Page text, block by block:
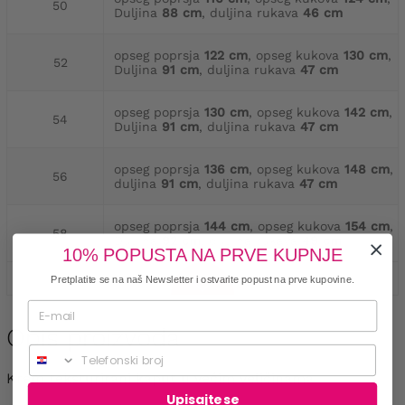
50
Duljina 88 cm, duljina rukava 46 cm
52 opseg poprsja 122 cm, opseg kukova 130 cm,
Duljina 91 cm, duljina rukava 47 cm
54 opseg poprsja 130 cm, opseg kukova 142 cm,
Duljina 91 cm, duljina rukava 47 cm
56 opseg poprsja 136 cm, opseg kukova 148 cm,
duljina 91 cm, duljina rukava 47 cm
58 opseg poprsja 144 cm, opseg kukova 154 cm,
Opis proizvoda
Krem teksturirani kaput u većim veličinama
10% POPUSTA NA PRVE KUPNJE
Pretplatite se na naš Newsletter i ostvarite popust na prve kupovine.
Upisajte se